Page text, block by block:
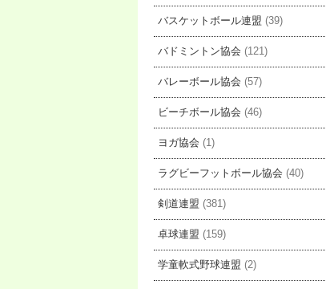
バスケットボール連盟 (39)
バドミントン協会 (121)
バレーボール協会 (57)
ビーチボール協会 (46)
ヨガ協会 (1)
ラグビーフットボール協会 (40)
剣道連盟 (381)
卓球連盟 (159)
学童軟式野球連盟 (2)